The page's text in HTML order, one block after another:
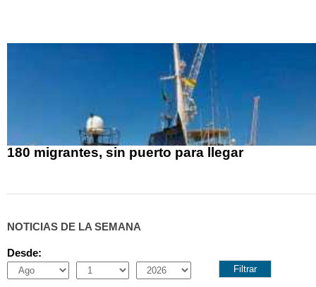
180 migrantes, sin puerto para llegar
NOTICIAS DE LA SEMANA
Desde:
Month
Day Year